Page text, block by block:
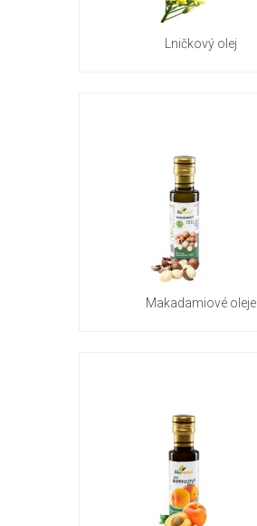
Lničkový olej
Makadamiové oleje